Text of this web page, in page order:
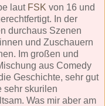
laut FSK von 16 und
In der
durchaus Szenen
und Zuschauern
Im großen und
aus Comedy
Geschichte, sehr gut
sehr skurilen
Was mir aber am